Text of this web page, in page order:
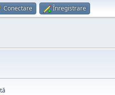
Conectare Înregistrare